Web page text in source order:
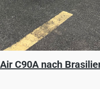
C90A nach